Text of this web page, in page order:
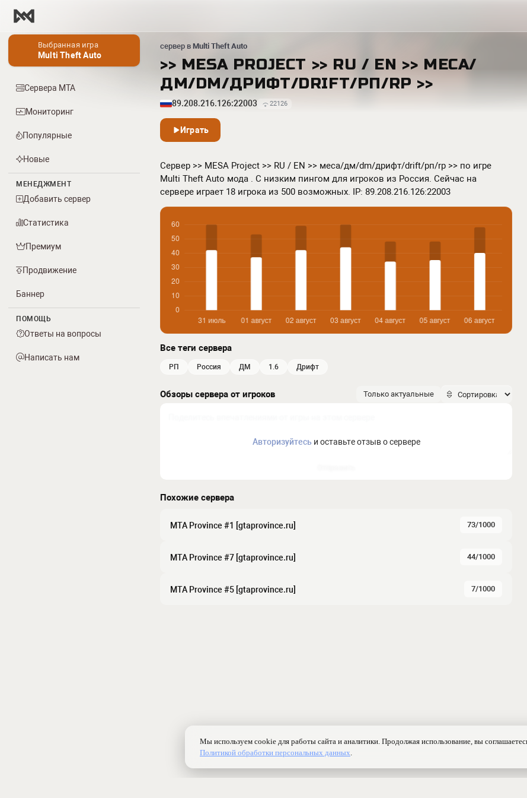
Выбранная игра
Multi Theft Auto
Сервера МТА
Мониторинг
Популярные
Новые
МЕНЕДЖМЕНТ
Добавить сервер
Статистика
Премиум
Продвижение
Баннер
ПОМОЩЬ
Ответы на вопросы
Написать нам
сервер в Multi Theft Auto
>> MESA PROJECT >> RU / EN >> МЕСА/
ДМ/DM/ДРИФТ/DRIFT/РП/RP >>
89.208.216.126:22003 22126
Играть
Сервер >> MESA Project >> RU / EN >> меса/дм/dm/дрифт/drift/рп/rp >> по игре
Multi Theft Auto мода . С низким пингом для игроков из Россия. Сейчас на
сервере играет 18 игрока из 500 возможных. IP: 89.208.216.126:22003
Все теги сервера
РП россия ДМ 1.6 дрифт
Обзоры сервера от игроков Только актуальные
Авторизуйтесьи оставьте отзыв о сервере
Похожие сервера
MTA Province #1 [gtaprovince.ru] 73/1000
MTA Province #7 [gtaprovince.ru] 44/1000
MTA Province #5 [gtaprovince.ru] 7/1000